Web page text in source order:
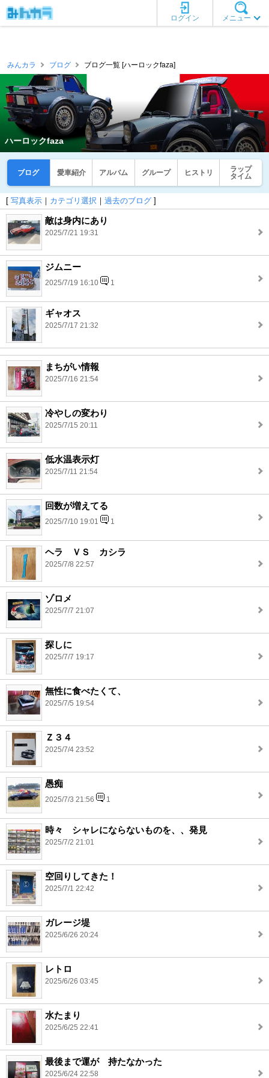
メニュー
ログイン
みんカラ ブログ ブログ一覧 [ハーロックfaza]
ハーロックfaza
ブログ 愛車紹介 アルバム グループ ヒストリ
ラップ
タイム
[ 写真表示 ｜ カテゴリ選択 ｜ 過去のブログ ]
敵は身内にあり
2025/7/21 19:31
ジムニー
2025/7/19 16:10 1
ギャオス
2025/7/17 21:32
まちがい情報
2025/7/16 21:54
冷やしの変わり
2025/7/15 20:11
低水温表示灯
2025/7/11 21:54
回数が増えてる
2025/7/10 19:01 1
ヘラ ＶＳ カシラ
2025/7/8 22:57
ゾロメ
2025/7/7 21:07
探しに
2025/7/7 19:17
無性に食べたくて、
2025/7/5 19:54
Ｚ３４
2025/7/4 23:52
愚痴
2025/7/3 21:56 1
時々 シャレにならないものを、、発見
2025/7/2 21:01
空回りしてきた！
2025/7/1 22:42
ガレージ堤
2025/6/26 20:24
レトロ
2025/6/26 03:45
水たまり
2025/6/25 22:41
最後まで運が 持たなかった
2025/6/24 22:58